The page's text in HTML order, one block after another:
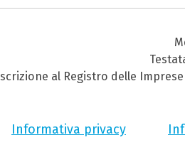
Iscrizione al Registro delle Imprese
Informativa privacy